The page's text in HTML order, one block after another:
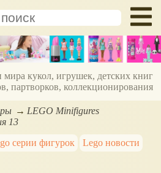
кукол, игрушек, детских книг
партворков, коллекционирования
LEGO Minifigures
13
серии фигурок
Lego новости